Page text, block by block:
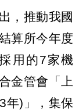
，推動我國
算所今年度
用的7家機
金管會「上
年)」，集保